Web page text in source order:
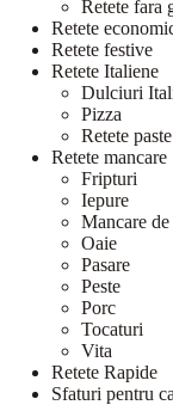
Retete fara
Retete
Retete festive
Retete Italiene
Dulciuri
Pizza
Retete paste
Retete mancare
Fripturi
Iepure
Mancare de
Oaie
Pasare
Peste
Porc
Tocaturi
Vita
Retete Rapide
Sfaturi pentru